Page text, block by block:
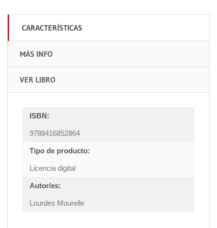
CARACTERÍSTICAS
MÁS INFO
VER LIBRO
ISBN:
9788416852864
Tipo de producto:
Licencia digital
Autor/es:
Lourdes Mourelle